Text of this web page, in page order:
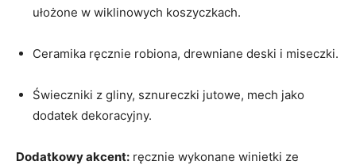
ułożone w wiklinowych koszyczkach.
Ceramika ręcznie robiona, drewniane deski i miseczki.
Świeczniki z gliny, sznureczki jutowe, mech jako
dodatek dekoracyjny.
Dodatkowy akcent: ręcznie wykonane winietki ze